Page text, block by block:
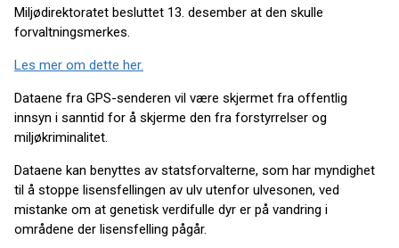
Miljødirektoratet besluttet 13. desember at den skulle
forvaltningsmerkes.
Les mer om dette her.
Dataene fra GPS-senderen vil være skjermet fra offentlig
innsyn i sanntid for å skjerme den fra forstyrrelser og
miljøkriminalitet.
Dataene kan benyttes av statsforvalterne, som har myndighet
til å stoppe lisensfellingen av ulv utenfor ulvesonen, ved
mistanke om at genetisk verdifulle dyr er på vandring i
områdene der lisensfelling pågår.